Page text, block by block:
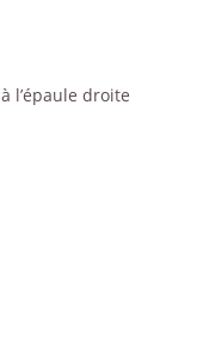
l’épaule droite